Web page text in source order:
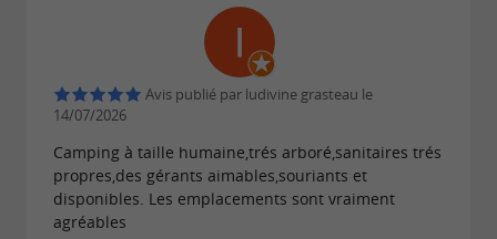
Avis publié par ludivine grasteau le
14/07/2026
Camping à taille humaine,trés arboré,sanitaires trés
propres,des gérants aimables,souriants et
disponibles. Les emplacements sont vraiment
agréables